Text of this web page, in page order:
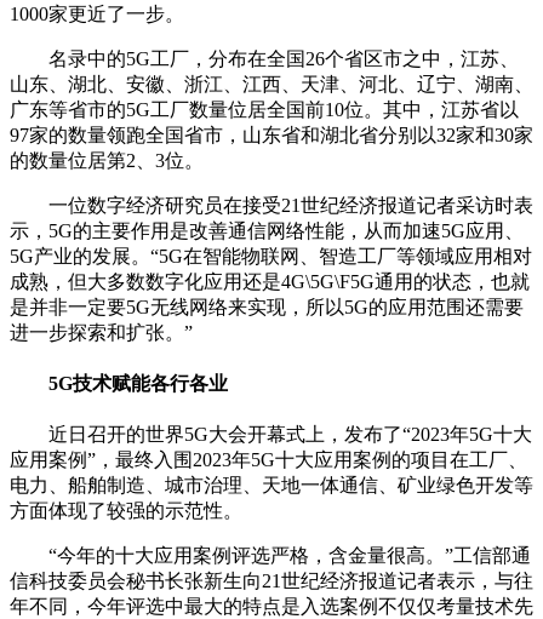
1000家更近了一步。
名录中的5G工厂，分布在全国26个省区市之中，江苏、
山东、湖北、安徽、浙江、江西、天津、河北、辽宁、湖南、
广东等省市的5G工厂数量位居全国前10位。其中，江苏省以
97家的数量领跑全国省市，山东省和湖北省分别以32家和30家
的数量位居第2、3位。
一位数字经济研究员在接受21世纪经济报道记者采访时表
示，5G的主要作用是改善通信网络性能，从而加速5G应用、
5G产业的发展。“5G在智能物联网、智造工厂等领域应用相对
成熟，但大多数数字化应用还是4G\5G\F5G通用的状态，也就
是并非一定要5G无线网络来实现，所以5G的应用范围还需要
进一步探索和扩张。”
5G技术赋能各行各业
近日召开的世界5G大会开幕式上，发布了“2023年5G十大
应用案例”，最终入围2023年5G十大应用案例的项目在工厂、
电力、船舶制造、城市治理、天地一体通信、矿业绿色开发等
方面体现了较强的示范性。
“今年的十大应用案例评选严格，含金量很高。”工信部通
信科技委员会秘书长张新生向21世纪经济报道记者表示，与往
年不同，今年评选中最大的特点是入选案例不仅仅考量技术先